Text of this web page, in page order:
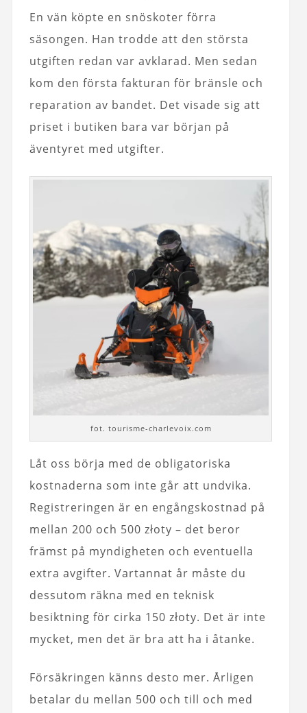
En vän köpte en snöskoter förra
säsongen. Han trodde att den största
utgiften redan var avklarad. Men sedan
kom den första fakturan för bränsle och
reparation av bandet. Det visade sig att
priset i butiken bara var början på
äventyret med utgifter.
fot. tourisme-charlevoix.com
Låt oss börja med de obligatoriska
kostnaderna som inte går att undvika.
Registreringen är en engångskostnad på
mellan 200 och 500 złoty – det beror
främst på myndigheten och eventuella
extra avgifter. Vartannat år måste du
dessutom räkna med en teknisk
besiktning för cirka 150 złoty. Det är inte
mycket, men det är bra att ha i åtanke.
Försäkringen känns desto mer. Årligen
betalar du mellan 500 och till och med